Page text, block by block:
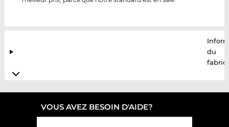
du
VOUS AVEZ BESOIN D'AIDE?